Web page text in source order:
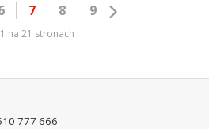
7 8 9
na 21 stronach
777 666